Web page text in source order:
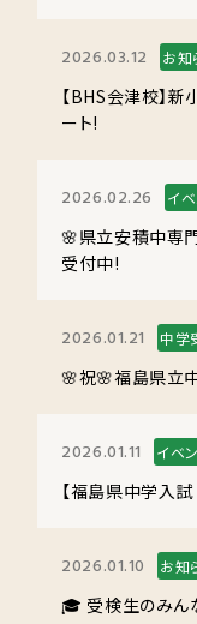
2026.03.12 お知
【BHS会津校】
ート!
2026.02.26 イ
🌸県立安積中専
受付中!
2026.01.21 中学
🌸祝🌸福島県立
2026.01.11 イベ
【福島県中学入
2026.01.10 お知
🎓 受検生のみん